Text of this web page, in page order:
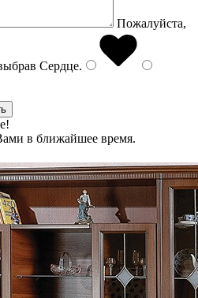
Пожалуйста,
Сердце.
в ближайшее время.